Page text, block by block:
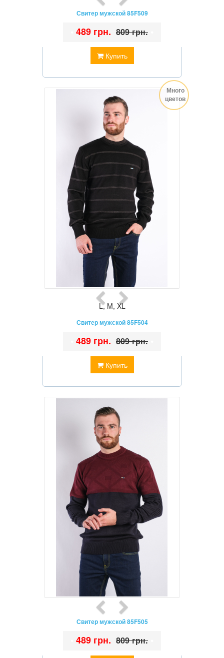
Свитер мужской 85F509
Купить
489 грн. 809 грн.
Много
цветов
L, M, XL
Свитер мужской 85F504
Купить
489 грн. 809 грн.
Свитер мужской 85F505
489 грн. 809 грн.